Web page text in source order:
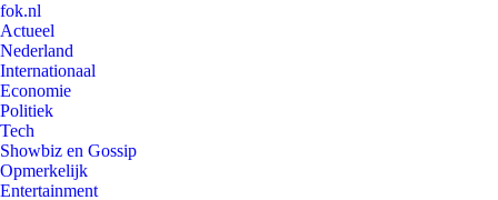
fok.nl
Actueel
Nederland
Internationaal
Economie
Politiek
Tech
Showbiz en Gossip
Opmerkelijk
Entertainment